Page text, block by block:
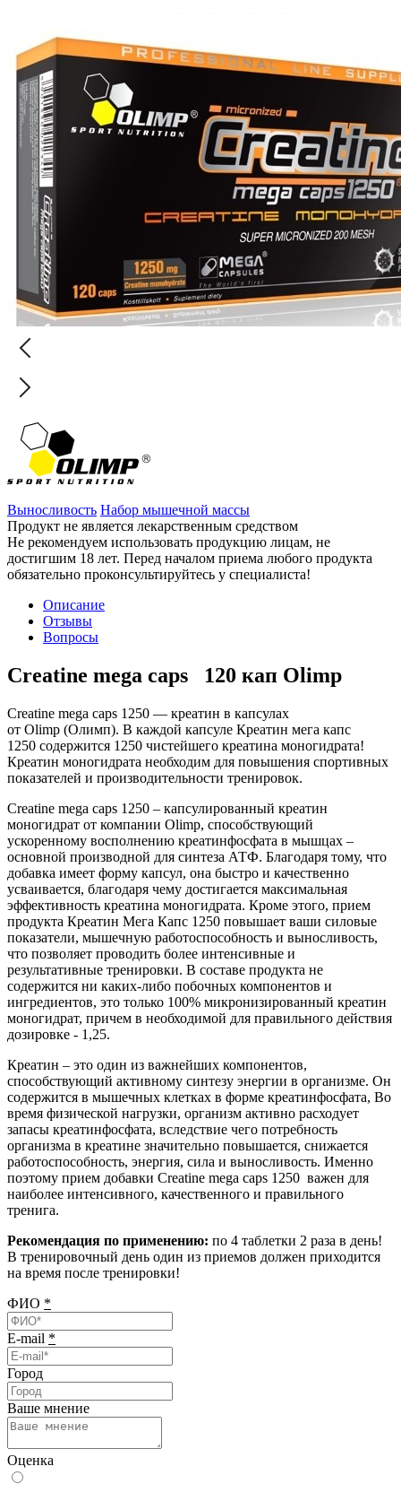
Выносливость Набор мышечной массы
Продукт не является лекарственным средством
Не рекомендуем использовать продукцию лицам, не
достигшим 18 лет. Перед началом приема любого продукта
обязательно проконсультируйтесь у специалиста!
Описание
Отзывы
Вопросы
Creatine mega caps 120 кап Olimp
Creatine mega caps 1250 — креатин в капсулах
от Olimp (Олимп). В каждой капсуле Креатин мега капс
1250 содержится 1250 чистейшего креатина моногидрата!
Креатин моногидрата необходим для повышения спортивных
показателей и производительности тренировок.
Creatine mega caps 1250 – капсулированный креатин
моногидрат от компании Olimp, способствующий
ускоренному восполнению креатинфосфата в мышцах –
основной производной для синтеза АТФ. Благодаря тому, что
добавка имеет форму капсул, она быстро и качественно
усваивается, благодаря чему достигается максимальная
эффективность креатина моногидрата. Кроме этого, прием
продукта Креатин Мега Капс 1250 повышает ваши силовые
показатели, мышечную работоспособность и выносливость,
что позволяет проводить более интенсивные и
результативные тренировки. В составе продукта не
содержится ни каких-либо побочных компонентов и
ингредиентов, это только 100% микронизированный креатин
моногидрат, причем в необходимой для правильного действия
дозировке - 1,25.
Креатин – это один из важнейших компонентов,
способствующий активному синтезу энергии в организме. Он
содержится в мышечных клетках в форме креатинфосфата, Во
время физической нагрузки, организм активно расходует
запасы креатинфосфата, вследствие чего потребность
организма в креатине значительно повышается, снижается
работоспособность, энергия, сила и выносливость. Именно
поэтому прием добавки Creatine mega caps 1250 важен для
наиболее интенсивного, качественного и правильного
тренига.
Рекомендация по применению: по 4 таблетки 2 раза в день!
В тренировочный день один из приемов должен приходится
на время после тренировки!
ФИО *
E-mail *
Город
Ваше мнение
Оценка